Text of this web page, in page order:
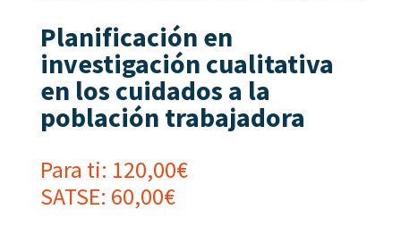
Planificación en
investigación cualitativa
en los cuidados a la
población trabajadora
Para ti: 120,00€
SATSE: 60,00€